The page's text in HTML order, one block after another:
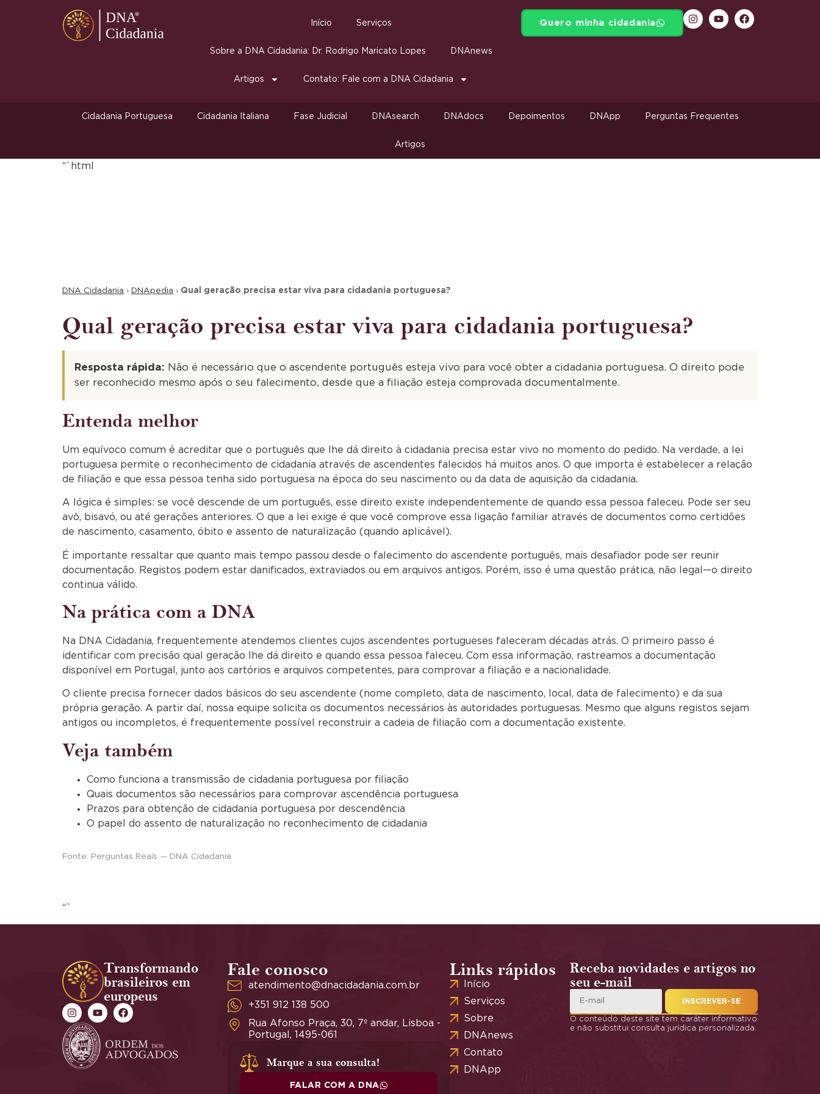
Início Serviços
Sobre a DNA Cidadania: Dr. Rodrigo Maricato Lopes DNAnews
Artigos Contato: Fale com a DNA Cidadania
Quero minha cidadania
Cidadania Portuguesa Cidadania Italiana Fase Judicial DNAsearch DNAdocs Depoimentos DNApp Perguntas Frequentes
Artigos
“`html
DNA Cidadania › DNApedia › Qual geração precisa estar viva para cidadania portuguesa?
Qual geração precisa estar viva para cidadania portuguesa?
Resposta rápida: Não é necessário que o ascendente português esteja vivo para você obter a cidadania portuguesa. O direito pode
ser reconhecido mesmo após o seu falecimento, desde que a filiação esteja comprovada documentalmente.
Entenda melhor
Um equívoco comum é acreditar que o português que lhe dá direito à cidadania precisa estar vivo no momento do pedido. Na verdade, a lei
portuguesa permite o reconhecimento de cidadania através de ascendentes falecidos há muitos anos. O que importa é estabelecer a relação
de filiação e que essa pessoa tenha sido portuguesa na época do seu nascimento ou da data de aquisição da cidadania.
A lógica é simples: se você descende de um português, esse direito existe independentemente de quando essa pessoa faleceu. Pode ser seu
avô, bisavó, ou até gerações anteriores. O que a lei exige é que você comprove essa ligação familiar através de documentos como certidões
de nascimento, casamento, óbito e assento de naturalização (quando aplicável).
É importante ressaltar que quanto mais tempo passou desde o falecimento do ascendente português, mais desafiador pode ser reunir
documentação. Registos podem estar danificados, extraviados ou em arquivos antigos. Porém, isso é uma questão prática, não legal—o direito
continua válido.
Na prática com a DNA
Na DNA Cidadania, frequentemente atendemos clientes cujos ascendentes portugueses faleceram décadas atrás. O primeiro passo é
identificar com precisão qual geração lhe dá direito e quando essa pessoa faleceu. Com essa informação, rastreamos a documentação
disponível em Portugal, junto aos cartórios e arquivos competentes, para comprovar a filiação e a nacionalidade.
O cliente precisa fornecer dados básicos do seu ascendente (nome completo, data de nascimento, local, data de falecimento) e da sua
própria geração. A partir daí, nossa equipe solicita os documentos necessários às autoridades portuguesas. Mesmo que alguns registos sejam
antigos ou incompletos, é frequentemente possível reconstruir a cadeia de filiação com a documentação existente.
Veja também
Como funciona a transmissão de cidadania portuguesa por filiação
Quais documentos são necessários para comprovar ascendência portuguesa
Prazos para obtenção de cidadania portuguesa por descendência
O papel do assento de naturalização no reconhecimento de cidadania
Fonte: Perguntas Reais — DNA Cidadania
“`
Transformando
brasileiros em
europeus
Fale conosco
atendimento@dnacidadania.com.br
+351 912 138 500
Rua Afonso Praça, 30, 7º andar, Lisboa -
Portugal, 1495-061
Marque a sua consulta!
FALAR COM A DNA
Links rápidos
Início
Serviços
Sobre
DNAnews
Contato
DNApp
Receba novidades e artigos no
seu e-mail
INSCREVER-SE
O conteúdo deste site tem caráter informativo
e não substitui consulta jurídica personalizada.